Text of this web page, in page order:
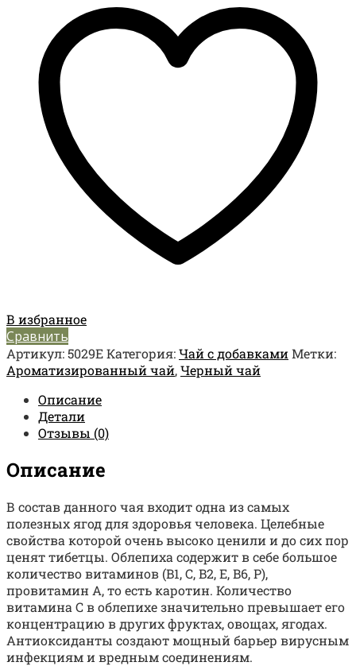
В избранное
Сравнить
Артикул:5029ЕКатегория:Чай с добавками Метки:
Ароматизированный чай,Черный чай
Описание
Детали
Отзывы (0)
Описание
В состав данного чая входит одна из самых
полезных ягод для здоровья человека. Целебные
свойства которой очень высоко ценили и до сих пор
ценят тибетцы. Облепиха содержит в себе большое
количество витаминов (B1, С, B2, E, B6, P),
провитамин А, то есть каротин. Количество
витамина С в облепихе значительно превышает его
концентрацию в других фруктах, овощах, ягодах.
Антиоксиданты создают мощный барьер вирусным
инфекциям и вредным соединениям.